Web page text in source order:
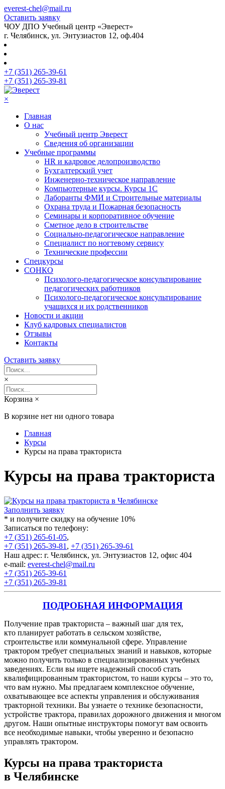
everest-chel@mail.ru
Оставить заявку
ЧОУ ДПО Учебный центр «Эверест»
г. Челябинск, ул. Энтузиастов 12, оф.404
+7 (351) 265-39-61
+7 (351) 265-39-81
×
Главная
О нас
Учебный центр Эверест
Сведения об организации
Учебные программы
HR и кадровое делопроизводство
Бухгалтерский учет
Инженерно-техническое направление
Компьютерные курсы. Курсы 1С
Лаборанты ФМИ и Строительные материалы
Охрана труда и Пожарная безопасность
Семинары и корпоративное обучение
Сметное дело в строительстве
Социально-педагогическое направление
Специалист по ногтевому сервису
Технические профессии
Спецкурсы
СОНКО
Психолого-педагогическое консультирование
педагогических работников
Психолого-педагогическое консультирование
учащихся и их родственников
Новости и акции
Клуб кадровых специалистов
Отзывы
Контакты
Оставить заявку
×
Корзина ×
В корзине нет ни одного товара
Главная
Курсы
Курсы на права тракториста
Курсы на права тракториста
Заполнить заявку
* и получите скидку на обучение 10%
Записаться по телефону:
+7 (351) 265-61-05,
+7 (351) 265-39-81 , +7 (351) 265-39-61
Наш адрес: г. Челябинск, ул. Энтузиастов 12, офис 404
e-mail: everest-chel@mail.ru
+7 (351) 265-39-61
+7 (351) 265-39-81
ПОДРОБНАЯ ИНФОРМАЦИЯ
Получение прав тракториста – важный шаг для тех,
кто планирует работать в сельском хозяйстве,
строительстве или коммунальной сфере. Управление
трактором требует специальных знаний и навыков, которые
можно получить только в специализированных учебных
заведениях. Если вы ищете надежный способ стать
квалифицированным трактористом, то наши курсы – это то,
что вам нужно. Мы предлагаем комплексное обучение,
охватывающее все аспекты управления и обслуживания
тракторной техники. Вы узнаете о технике безопасности,
устройстве трактора, правилах дорожного движения и многом
другом. Наши опытные инструкторы помогут вам освоить
все необходимые навыки, чтобы уверенно и безопасно
управлять трактором.
Курсы на права тракториста
в Челябинске